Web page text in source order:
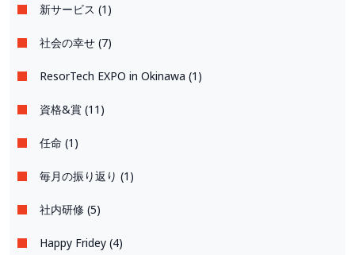
新サービス (1)
社会の幸せ (7)
ResorTech EXPO in Okinawa (1)
資格&賞 (11)
任命 (1)
毎月の振り返り (1)
社内研修 (5)
Happy Fridey (4)